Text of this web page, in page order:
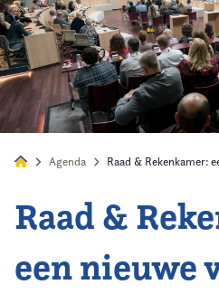
Home
Agenda
Agenda Raad & Rekenkamer:
Raad &
een nieuwe